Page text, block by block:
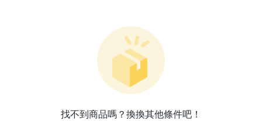
找不到商品嗎？換換其他條件吧！